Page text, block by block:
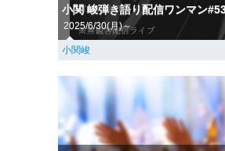
小関 峻弾き語り配信ワンマン
2025/6/30(月)～
小関峻